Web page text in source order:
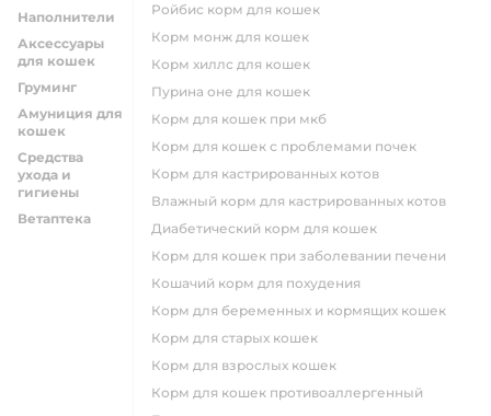
Наполнители
Аксессуары
для кошек
Груминг
Амуниция для
кошек
Средства
ухода и
гигиены
Ветаптека
ройбис корм для кошек
корм монж для кошек
корм хиллс для кошек
пурина оне для кошек
корм для кошек при мкб
корм для кошек с проблемами почек
Корм для кастрированных котов
влажный корм для кастрированных котов
диабетический корм для кошек
корм для кошек при заболевании печени
кошачий корм для похудения
корм для беременных и кормящих кошек
корм для старых кошек
корм для взрослых кошек
корм для кошек противоаллергенный